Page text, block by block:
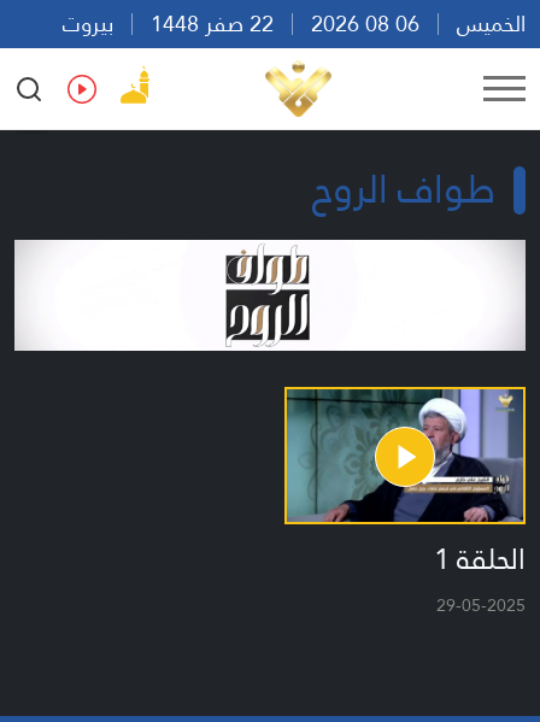
الخميس
بيروت
20:18
Ar En Fr Es
طواف الروح
الحلقة 1
29-05-2025